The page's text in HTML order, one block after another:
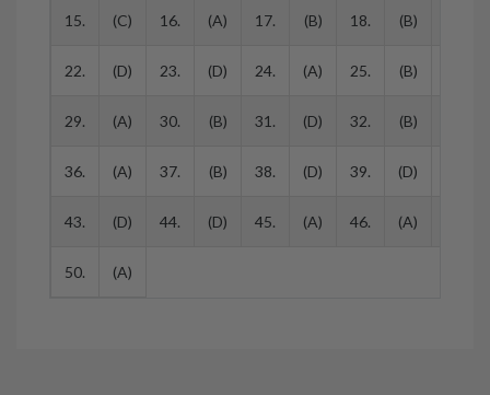
15. (C) 16. (A) 17. (B) 18. (B)
22. (D) 23. (D) 24. (A) 25. (B)
29. (A) 30. (B) 31. (D) 32. (B)
36. (A) 37. (B) 38. (D) 39. (D)
43. (D) 44. (D) 45. (A) 46. (A)
50. (A)